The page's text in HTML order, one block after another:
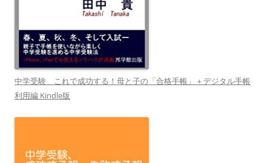
中学受験 これで成功する！母と子の「合格手帳」＋デジタル手帳
利用編 Kindle版